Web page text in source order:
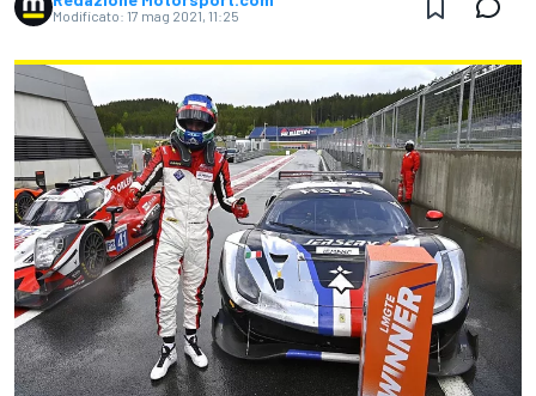
Modificato: 17 mag 2021, 11:25